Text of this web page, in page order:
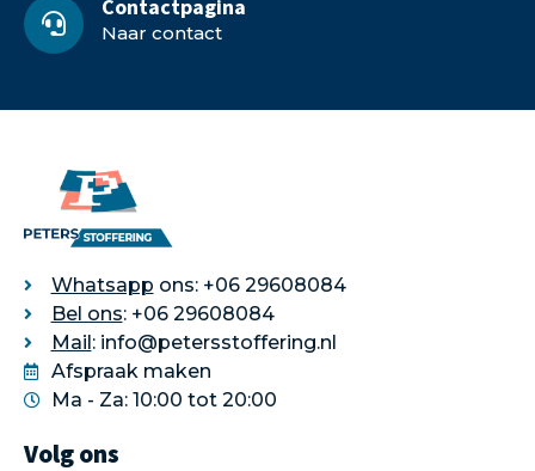
Contactpagina
Naar contact
Whatsapp ons: +06 29608084
Bel ons: +06 29608084
Mail: info@petersstoffering.nl
Afspraak maken
Ma - Za: 10:00 tot 20:00
Volg ons